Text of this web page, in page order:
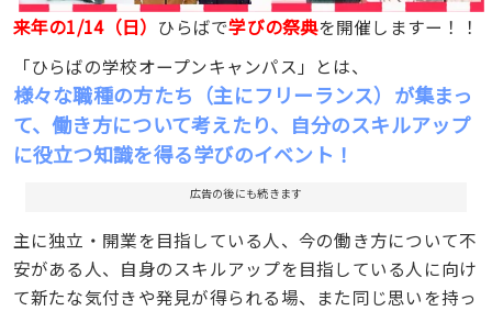
来年の1/14（日） ひらばで学びの祭典を開催しますー！！
「ひらばの学校オープンキャンパス」とは、
様々な職種の方たち（主にフリーランス）が集まっ
て、働き方について考えたり、自分のスキルアップ
に役立つ知識を得る学びのイベント！
広告の後にも続きます
主に独立・開業を目指している人、今の働き方について不
安がある人、自身のスキルアップを目指している人に向け
て新たな気付きや発見が得られる場、また同じ思いを持っ